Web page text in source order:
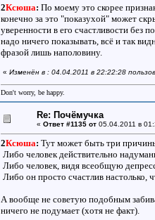
2Ксюша: По моему это скорее
конечно за это "показухой" может
уверенности в его счастливости без
надо ничего показывать, всё и так
фразой лишь наполовину.
« Изменён в : 04.04.2011 в 22:22:28
Don't worry, be happy.
Re: Почёмучка
« Ответ #1135 от05.04.2011 в
2Ксюша: Тут может быть три
Либо человек действительно
Либо человек, видя всеобщую
Либо он просто счастлив настолько,
А вообще не советую подобным
ничего не подумает (хотя не факт).